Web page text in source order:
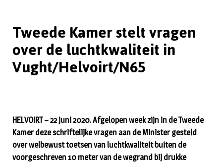
Tweede Kamer stelt vragen
over de luchtkwaliteit in
Vught/Helvoirt/N65
HELVOIRT – 22 juni 2020. Afgelopen week zijn in de Tweede
Kamer deze schriftelijke vragen aan de Minister gesteld
over welbewust toetsen van luchtkwaliteit buiten de
voorgeschreven 10 meter van de wegrand bij drukke